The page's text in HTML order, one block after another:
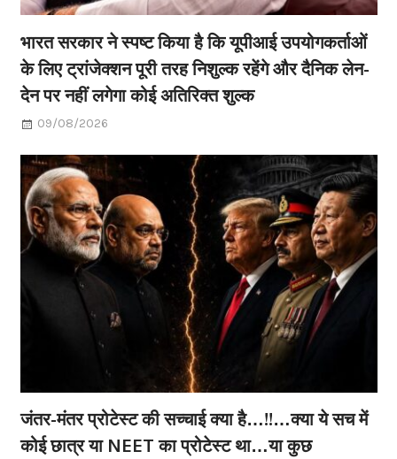
भारत सरकार ने स्पष्ट किया है कि यूपीआई उपयोगकर्ताओं
के लिए ट्रांजेक्शन पूरी तरह निशुल्क रहेंगे और दैनिक लेन-
देन पर नहीं लगेगा कोई अतिरिक्त शुल्क
09/08/2026
जंतर-मंतर प्रोटेस्ट की सच्चाई क्या है…!!…क्या ये सच में
कोई छात्र या NEET का प्रोटेस्ट था…या कुछ